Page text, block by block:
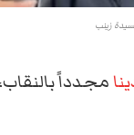
زينب
مجدداً